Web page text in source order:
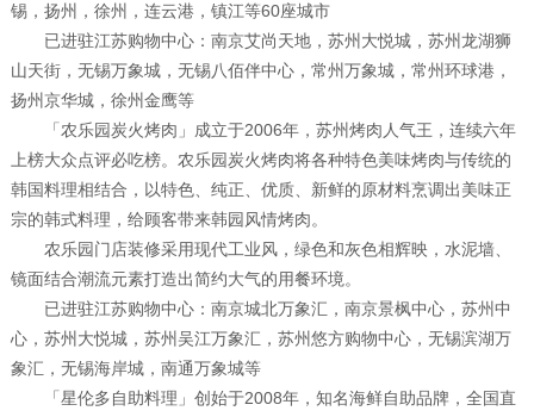
锡，扬州，徐州，连云港，镇江等60座城市
已进驻江苏购物中心：南京艾尚天地，苏州大悦城，苏州龙湖狮
山天街，无锡万象城，无锡八佰伴中心，常州万象城，常州环球港，
扬州京华城，徐州金鹰等
「农乐园炭火烤肉」成立于2006年，苏州烤肉人气王，连续六年
上榜大众点评必吃榜。农乐园炭火烤肉将各种特色美味烤肉与传统的
韩国料理相结合，以特色、纯正、优质、新鲜的原材料烹调出美味正
宗的韩式料理，给顾客带来韩园风情烤肉。
农乐园门店装修采用现代工业风，绿色和灰色相辉映，水泥墙、
镜面结合潮流元素打造出简约大气的用餐环境。
已进驻江苏购物中心：南京城北万象汇，南京景枫中心，苏州中
心，苏州大悦城，苏州吴江万象汇，苏州悠方购物中心，无锡滨湖万
象汇，无锡海岸城，南通万象城等
「星伦多自助料理」创始于2008年，知名海鲜自助品牌，全国直